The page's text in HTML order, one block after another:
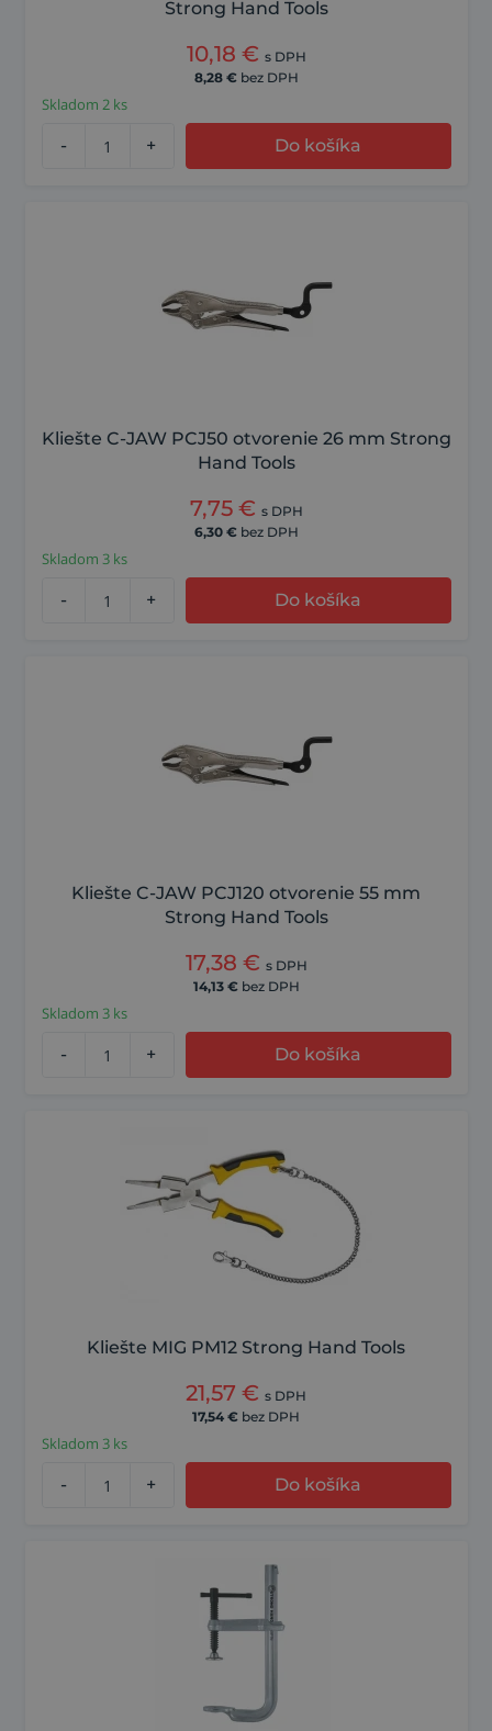
Strong Hand Tools
10,18 € s DPH
8,28 € bez DPH
Skladom 2 ks
- + Do košíka
Kliešte C-JAW PCJ50 otvorenie 26 mm Strong
Hand Tools
7,75 € s DPH
6,30 € bez DPH
Skladom 3 ks
- + Do košíka
Kliešte C-JAW PCJ120 otvorenie 55 mm
Strong Hand Tools
17,38 € s DPH
14,13 € bez DPH
Skladom 3 ks
- + Do košíka
Kliešte MIG PM12 Strong Hand Tools
21,57 € s DPH
17,54 € bez DPH
Skladom 3 ks
- + Do košíka